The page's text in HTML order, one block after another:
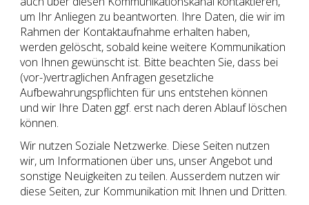
um Ihr Anliegen zu beantworten. Ihre Daten, die wir im
Rahmen der Kontaktaufnahme erhalten haben,
werden gelöscht, sobald keine weitere Kommunikation
von Ihnen gewünscht ist. Bitte beachten Sie, dass bei
(vor-)vertraglichen Anfragen gesetzliche
Aufbewahrungspflichten für uns entstehen können
und wir Ihre Daten ggf. erst nach deren Ablauf löschen
können.
Wir nutzen Soziale Netzwerke. Diese Seiten nutzen
wir, um Informationen über uns, unser Angebot und
sonstige Neuigkeiten zu teilen. Ausserdem nutzen wir
diese Seiten, zur Kommunikation mit Ihnen und Dritten.